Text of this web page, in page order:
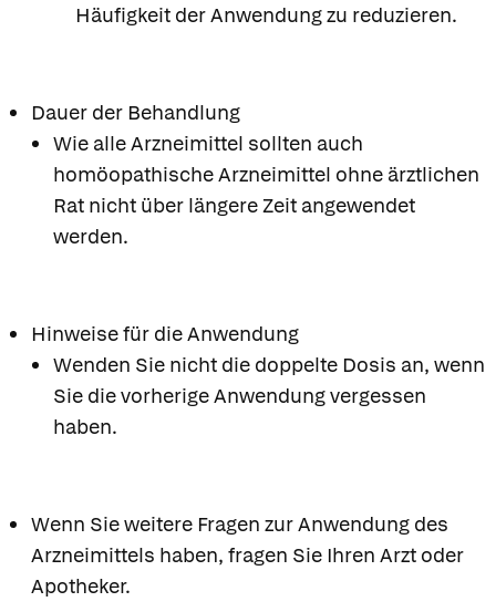
Häufigkeit der Anwendung zu reduzieren.
Dauer der Behandlung
Wie alle Arzneimittel sollten auch
homöopathische Arzneimittel ohne ärztlichen
Rat nicht über längere Zeit angewendet
werden.
Hinweise für die Anwendung
Wenden Sie nicht die doppelte Dosis an, wenn
Sie die vorherige Anwendung vergessen
haben.
Wenn Sie weitere Fragen zur Anwendung des
Arzneimittels haben, fragen Sie Ihren Arzt oder
Apotheker.